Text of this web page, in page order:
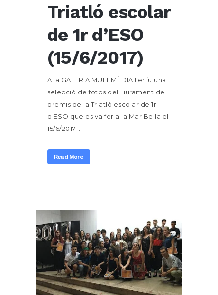
Triatló escolar
de 1r d’ESO
(15/6/2017)
A la GALERIA MULTIMÈDIA teniu una
selecció de fotos del lliurament de
premis de la Triatló escolar de 1r
d'ESO que es va fer a la Mar Bella el
15/6/2017. ...
Read More